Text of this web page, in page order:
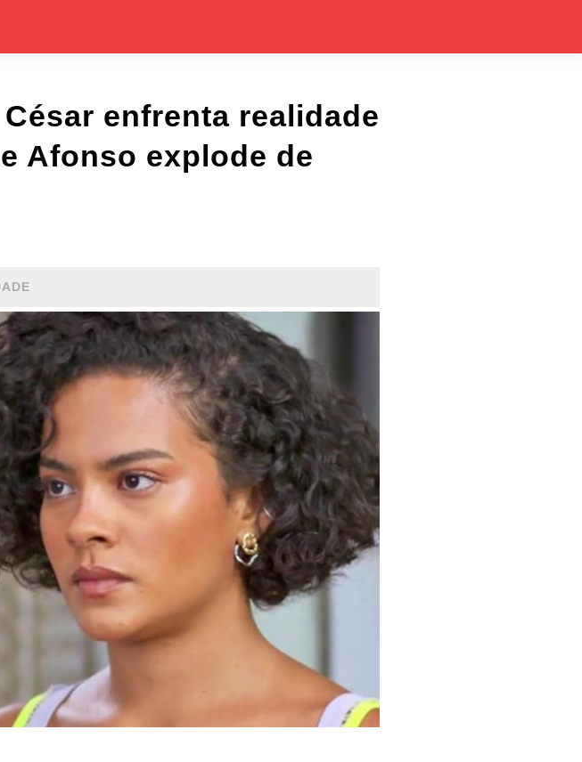
enfrenta realidade
Afonso explode de